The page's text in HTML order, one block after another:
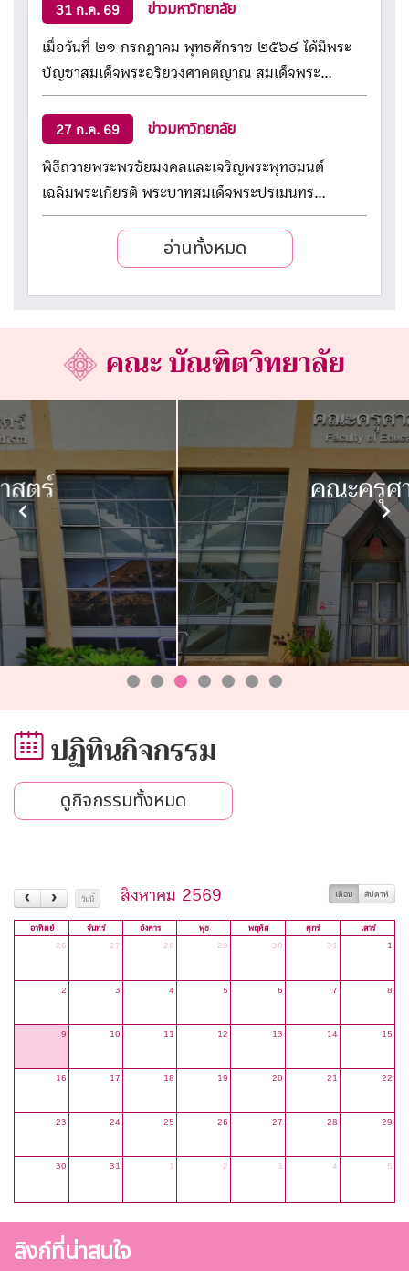
31 ก.ค. 69 ข่าวมหาวิทยาลัย
เมื่อวันที่ ๒๑ กรกฎาคม พุทธศักราช ๒๕๖๙ ได้มีพระ
บัญชาสมเด็จพระอริยวงศาคตญาณ สมเด็จพระ
สังฆราช สกลมหาสังฆปริณายก แต่งตั้ง พระพรหมวัชร
ธีราจารย์ (สมจินต์ สมฺมาปญฺโญ) ดำรงตำแหน่ง
โดยให้มีผลตั้งแต่ วันที่ ๙ สิงหาคม พ.ศ. ๒๕๖๙ เป็นต้น
ไป
27 ก.ค. 69 ข่าวมหาวิทยาลัย
พิธีถวายพระพรชัยมงคลและเจริญพระพุทธมนต์
เฉลิมพระเกียรติ พระบาทสมเด็จพระปรเมนทร
รามาธิบดีศรีสินทรมหาวชิราลงกรณฯ พระวชิรเกล้าเจ้า
อยู่หัว เนื่องในโอกาสวันเฉลิมพระชนมพรรษา ๗๔
อ่านทั้งหมด
คณะ บัณฑิตวิทยาลัย
คณะครุศาสตร์
ปฏิทินกิจกรรม
ดูกิจกรรมทั้งหมด
วันนี้ เดือน สัปดาห์
สิงหาคม 2569
อาทิตย์ จันทร์ อังคาร พุธ พฤหัส ศุกร์
เสาร์
26
27 28 29 30 31 1
2 3 4 5 6 7 8
9 10 11 12 13 14 15
16 17 18 19 20 21 22
23 24 25 26 27 28 29
30 31 1 2 3 4 5
ลิงก์ที่น่าสนใจ